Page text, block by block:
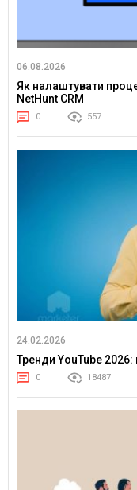
06.08.2026
Як налаштувати
NetHunt CRM
0 557
24.02.2026
Тренди YouTube 2026:
0 18487